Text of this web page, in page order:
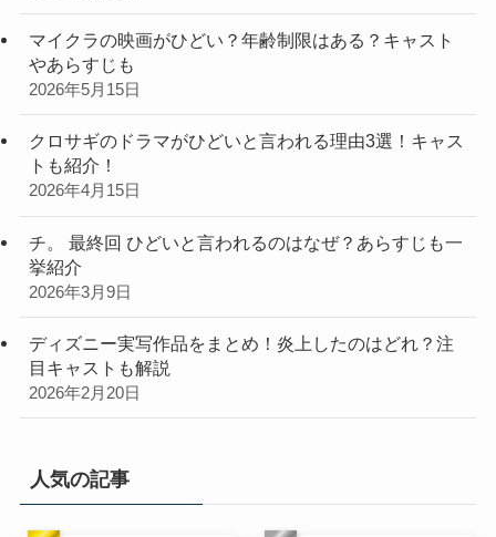
マイクラの映画がひどい？年齢制限はある？キャスト
やあらすじも
2026年5月15日
クロサギのドラマがひどいと言われる理由3選！キャス
トも紹介！
2026年4月15日
チ。 最終回 ひどいと言われるのはなぜ？あらすじも一
挙紹介
2026年3月9日
ディズニー実写作品をまとめ！炎上したのはどれ？注
目キャストも解説
2026年2月20日
人気の記事